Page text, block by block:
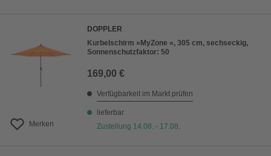
Merken
DOPPLER
Kurbelschirm »MyZone «, 305 cm, sechseckig,
Sonnenschutzfaktor: 50
169,00 €
Verfügbarkeit im Markt prüfen
lieferbar
Zustellung 14.08. - 17.08.